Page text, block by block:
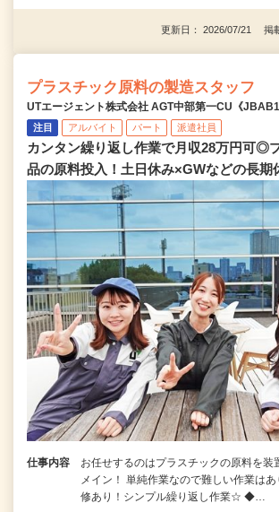
更新日： 2026/07/21 掲
プラスチック原料の製造スタッフ
UTエージェント株式会社 AGT中部第一CU《
注目 アルバイト パート 派遣社員
カンタン繰り返し作業で月収28万円可◎
品の原料投入！土日休み×GWなどの長期
仕事内容
お任せするのはプラスチックの原料を装
メイン！ 単純作業なので難しい作業は
修あり！シンプル繰り返し作業☆ ◆…